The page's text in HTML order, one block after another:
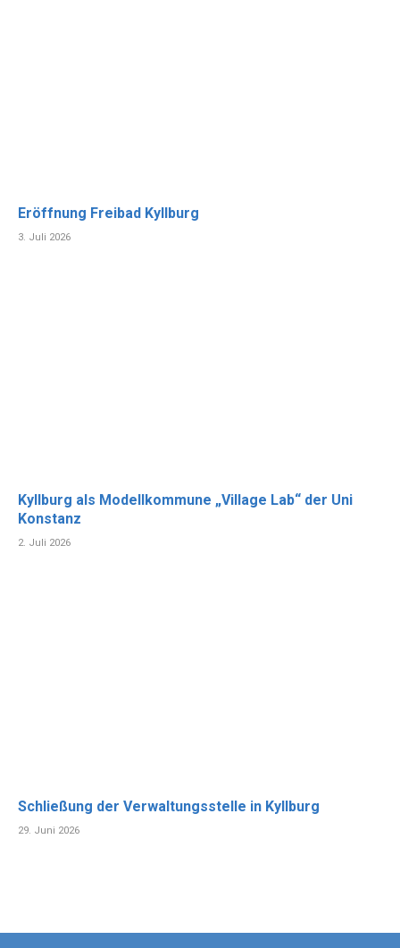
Eröffnung Freibad Kyllburg
3. Juli 2026
Kyllburg als Modellkommune „Village Lab“ der Uni
Konstanz
2. Juli 2026
Schließung der Verwaltungsstelle in Kyllburg
29. Juni 2026